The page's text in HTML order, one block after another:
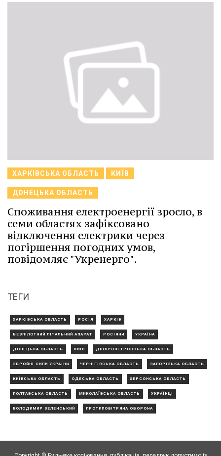
ХАРКІВСЬКА ОБЛАСТЬ КИЇВ
ДОНЕЦЬКА ОБЛАСТЬ
Споживання електроенергії зросло, в
семи областях зафіксовано
відключення електрики через
погіршення погодних умов,
повідомляє "Укренерго".
ТЕГИ
ХАРКІВСЬКА ОБЛАСТЬ РОСІЯ ХАРКІВ
БЕЗПІЛОТНИЙ ЛІТАЛЬНИЙ АПАРАТ РОСІЯНИ УКРАЇНА
ДОНЕЦЬКА ОБЛАСТЬ КИЇВ ДНІПРОПЕТРОВСЬКА ОБЛАСТЬ
ЗБРОЙНІ СИЛИ УКРАЇНИ ЧЕРНІГІВСЬКА ОБЛАСТЬ ЗАПОРІЗЬКА ОБЛАСТЬ
КИЇВСЬКА ОБЛАСТЬ ОДЕСЬКА ОБЛАСТЬ ХЕРСОНСЬКА ОБЛАСТЬ
ПОЛТАВСЬКА ОБЛАСТЬ МИКОЛАЇВСЬКА ОБЛАСТЬ УКРАЇНЦІ
ВОЛОДИМИР ЗЕЛЕНСЬКИЙ ПРОТИПОВІТРЯНА ОБОРОНА